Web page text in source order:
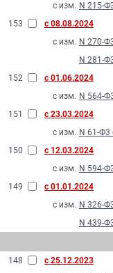
с изм. N 215-
153
с 08.08.2024
с изм. N 270-
N 281-
152
с 01.06.2024
с изм. N 564-
151
с 23.03.2024
с изм. N 61-Ф3
150
с 12.03.2024
с изм. N 594-
149
с 01.01.2024
с изм. N 326-
N 439-
148
с 25.12.2023